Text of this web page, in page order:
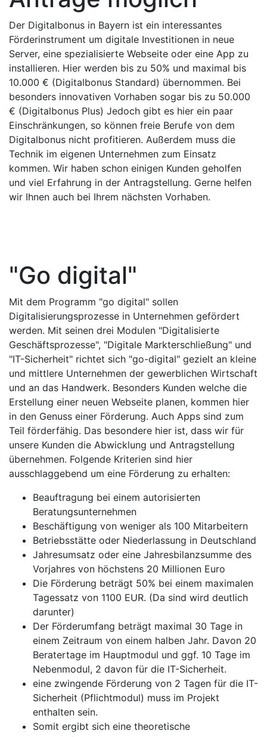
Der Digitalbonus in Bayern ist ein interessantes
Förderinstrument um digitale Investitionen in neue
Server, eine spezialisierte Webseite oder eine App zu
installieren. Hier werden bis zu 50% und maximal bis
10.000 € (Digitalbonus Standard) übernommen. Bei
besonders innovativen Vorhaben sogar bis zu 50.000
€ (Digitalbonus Plus) Jedoch gibt es hier ein paar
Einschränkungen, so können freie Berufe von dem
Digitalbonus nicht profitieren. Außerdem muss die
Technik im eigenen Unternehmen zum Einsatz
kommen. Wir haben schon einigen Kunden geholfen
und viel Erfahrung in der Antragstellung. Gerne helfen
wir Ihnen auch bei Ihrem nächsten Vorhaben.
"Go digital"
Mit dem Programm "go digital" sollen
Digitalisierungsprozesse in Unternehmen gefördert
werden. Mit seinen drei Modulen "Digitalisierte
Geschäftsprozesse", "Digitale Markterschließung" und
"IT-Sicherheit" richtet sich "go-digital" gezielt an kleine
und mittlere Unternehmen der gewerblichen Wirtschaft
und an das Handwerk. Besonders Kunden welche die
Erstellung einer neuen Webseite planen, kommen hier
in den Genuss einer Förderung. Auch Apps sind zum
Teil förderfähig. Das besondere hier ist, dass wir für
unsere Kunden die Abwicklung und Antragstellung
übernehmen. Folgende Kriterien sind hier
ausschlaggebend um eine Förderung zu erhalten:
Beauftragung bei einem autorisierten
Beratungsunternehmen
Beschäftigung von weniger als 100 Mitarbeitern
Betriebsstätte oder Niederlassung in Deutschland
Jahresumsatz oder eine Jahresbilanzsumme des
Vorjahres von höchstens 20 Millionen Euro
Die Förderung beträgt 50% bei einem maximalen
Tagessatz von 1100 EUR. (Da sind wird deutlich
darunter)
Der Förderumfang beträgt maximal 30 Tage in
einem Zeitraum von einem halben Jahr. Davon 20
Beratertage im Hauptmodul und ggf. 10 Tage im
Nebenmodul, 2 davon für die IT-Sicherheit.
eine zwingende Förderung von 2 Tagen für die IT-
Sicherheit (Pflichtmodul) muss im Projekt
enthalten sein.
Somit ergibt sich eine theoretische